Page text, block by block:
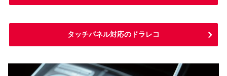
タッチパネル対応のドラレコ